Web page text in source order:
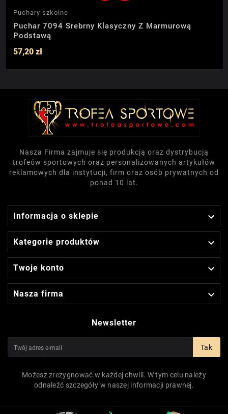
Puchary szkolne
Puchar 7094 Srebrny Klasyczny Z Marmurową
Podstawą
57,20 zł
Nasza Firma zajmuje się produkcją oraz dystrybucją
trofeów sportowych oraz personalizowanych artykułów
reklamowych dla instytucji, firm oraz osób prywatnych od
ponad 10 lat.
Informacja o sklepie 
Kategorie produktów 
Twoje konto 
Nasza firma 
Newsletter
Tak
Możesz zrezygnować w każdej chwili. W tym celu należy
odnaleźć szczegóły w naszej informacji prawnej.